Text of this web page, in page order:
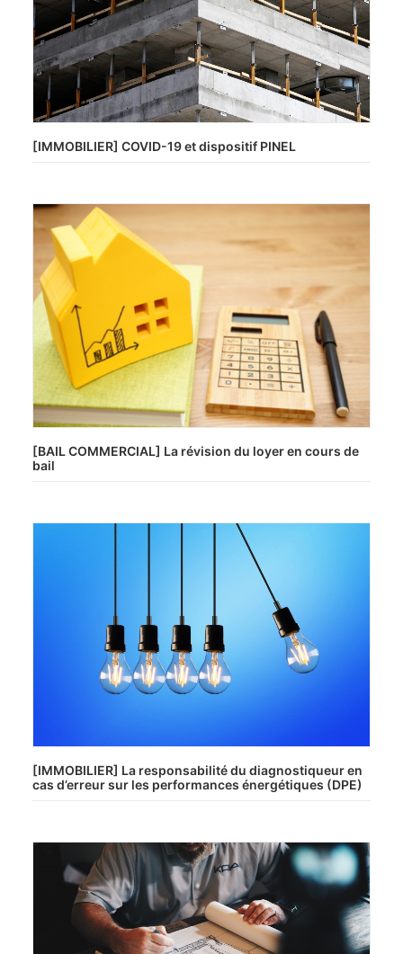
[IMMOBILIER] COVID-19 et dispositif PINEL
[BAIL COMMERCIAL] La révision du loyer en cours de
bail
[IMMOBILIER] La responsabilité du diagnostiqueur en
cas d’erreur sur les performances énergétiques (DPE)